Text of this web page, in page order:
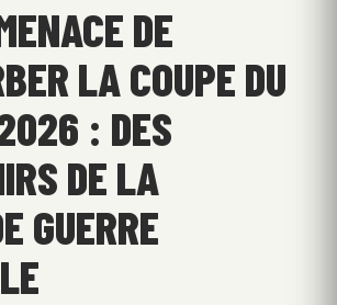
DE
LA COUPE DU
: DES
DE LA
GUERRE